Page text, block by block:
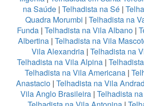
na Saúde | Telhadista na Sé |
Quadra Morumbi | Telhadista na
Funda | Telhadista na Vila Albano |
Albertina | Telhadista na Vila
Vila Alexandria| Telhadista na
Telhadista na Vila Alpina |
Telhadista na Vila Americana|
Anastacio | Telhadista na Vila
Vila Anglo Brasileira| Telhadista